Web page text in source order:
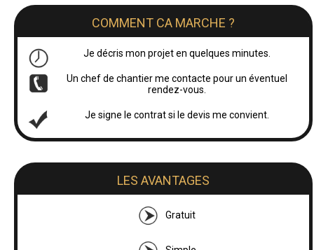
COMMENT CA MARCHE ?
Je décris mon projet en quelques minutes.
Un chef de chantier me contacte pour un éventuel
rendez-vous.
Je signe le contrat si le devis me convient.
LES AVANTAGES
Gratuit